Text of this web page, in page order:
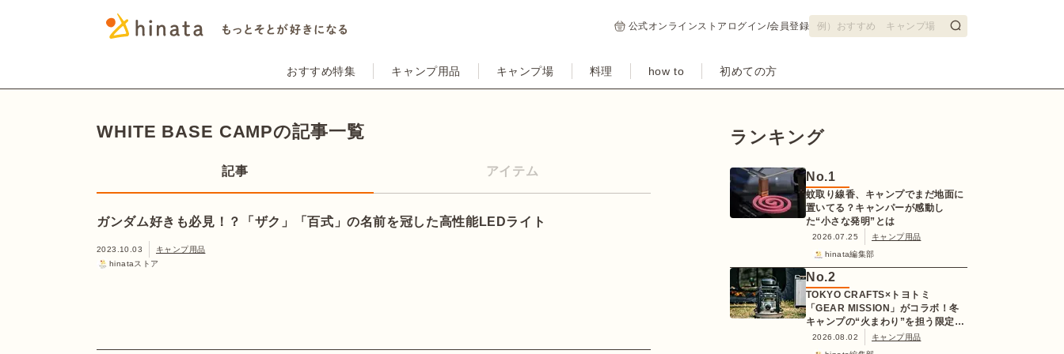
公式オンラインストア ログイン/会員登録
おすすめ特集 キャンプ用品 キャンプ場 料理 how to 初めての方
WHITE BASE CAMPの記事一覧
記事 アイテム
ガンダム好きも必見！？「ザク」「百式」の名前を冠した高性能LEDライト
2023.10.03
キャンプ用品
hinataストア
ランキング
No.1
蚊取り線香、キャンプでまだ地面に
置いてる？キャンパーが感動し
た“小さな発明”とは
2026.07.25
キャンプ用品
hinata編集部
No.2
TOKYO CRAFTS×トヨトミ
「GEAR MISSION」がコラボ！冬
キャンプの“火まわり”を担う限定
K3クッキングストーブが登場
2026.08.02
キャンプ用品